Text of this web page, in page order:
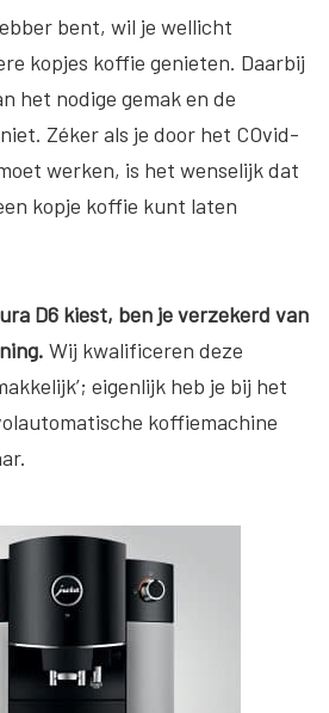
bent, wil je wellicht
kopjes koffie genieten. Daarbij
het nodige gemak en de
Zéker als je door het COvid-
werken, is het wenselijk dat
kopje koffie kunt laten
D6 kiest, ben je verzekerd van
Wij kwalificeren deze
eigenlijk heb je bij het
koffiemachine